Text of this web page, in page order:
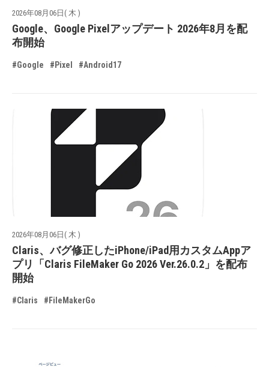
2026年08月06日( 木 )
Google、Google Pixelアップデート 2026年8月を配
布開始
#Google #Pixel #Android17
2026年08月06日( 木 )
Claris、バグ修正したiPhone/iPad用カスタムAppア
プリ「Claris FileMaker Go 2026 Ver.26.0.2」を配布
開始
#Claris #FileMakerGo